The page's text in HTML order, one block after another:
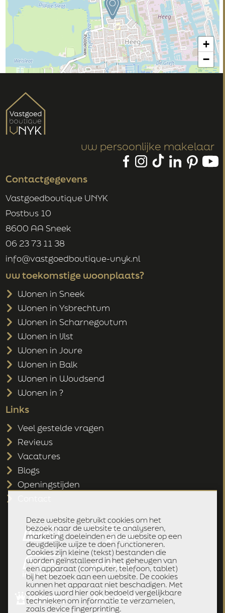
+
−
uw persoonlijke makelaar
Contactgegevens
Vastgoedboutique UNYK
Postbus 10
8600 AA Sneek
06 23 73 11 38
info@vastgoedboutique-unyk.nl
uw toekomstige woonplaats?
Wonen in Sneek
Wonen in Ysbrechtum
Wonen in Scharnegoutum
Wonen in IJlst
Wonen in Joure
Wonen in Balk
Wonen in Woudsend
Wonen in ?
Links
Veel gestelde vragen
Reviews
Vacatures
Blogs
Openingstijden
Deze website gebruikt cookies om het
bezoek naar de website te analyseren,
marketing doeleinden en de website op een
deugdelijke wijze te doen functioneren.
Cookies zijn kleine (tekst) bestanden die
worden geïnstalleerd in het geheugen van
een apparaat (computer, telefoon, tablet)
bij het bezoek aan een website. De cookies
kunnen het apparaat niet beschadigen. Met
cookies word hier ook bedoeld vergelijkbare
technieken om informatie te verzamelen,
zoals device fingerprinting.